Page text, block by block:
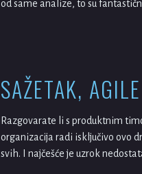
od same analize, to su
SAŽETAK,
Razgovarate li s produktnim
organizacija radi isključivo ovo
svih. I najčešće je uzrok